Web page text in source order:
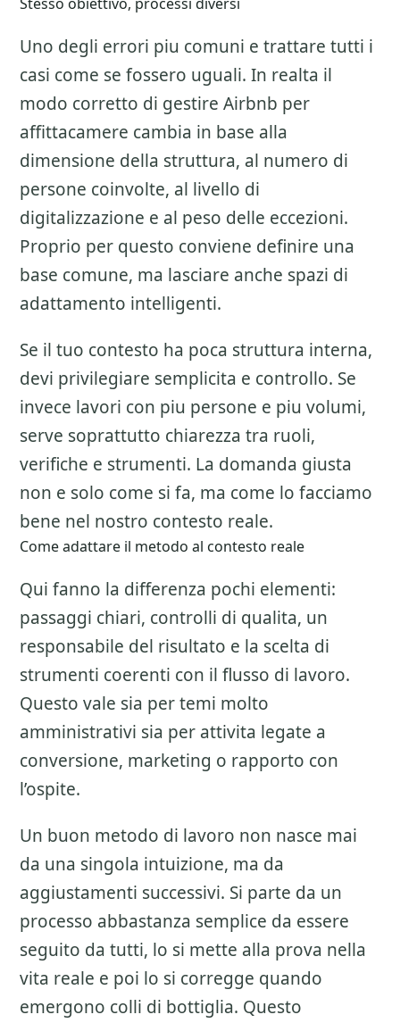
Uno degli errori piu comuni e trattare tutti i
casi come se fossero uguali. In realta il
modo corretto di gestire Airbnb per
affittacamere cambia in base alla
dimensione della struttura, al numero di
persone coinvolte, al livello di
digitalizzazione e al peso delle eccezioni.
Proprio per questo conviene definire una
base comune, ma lasciare anche spazi di
adattamento intelligenti.
Se il tuo contesto ha poca struttura interna,
devi privilegiare semplicita e controllo. Se
invece lavori con piu persone e piu volumi,
serve soprattutto chiarezza tra ruoli,
verifiche e strumenti. La domanda giusta
non e solo come si fa, ma come lo facciamo
bene nel nostro contesto reale.
Come adattare il metodo al contesto reale
Qui fanno la differenza pochi elementi:
passaggi chiari, controlli di qualita, un
responsabile del risultato e la scelta di
strumenti coerenti con il flusso di lavoro.
Questo vale sia per temi molto
amministrativi sia per attivita legate a
conversione, marketing o rapporto con
l’ospite.
Un buon metodo di lavoro non nasce mai
da una singola intuizione, ma da
aggiustamenti successivi. Si parte da un
processo abbastanza semplice da essere
seguito da tutti, lo si mette alla prova nella
vita reale e poi lo si corregge quando
emergono colli di bottiglia. Questo